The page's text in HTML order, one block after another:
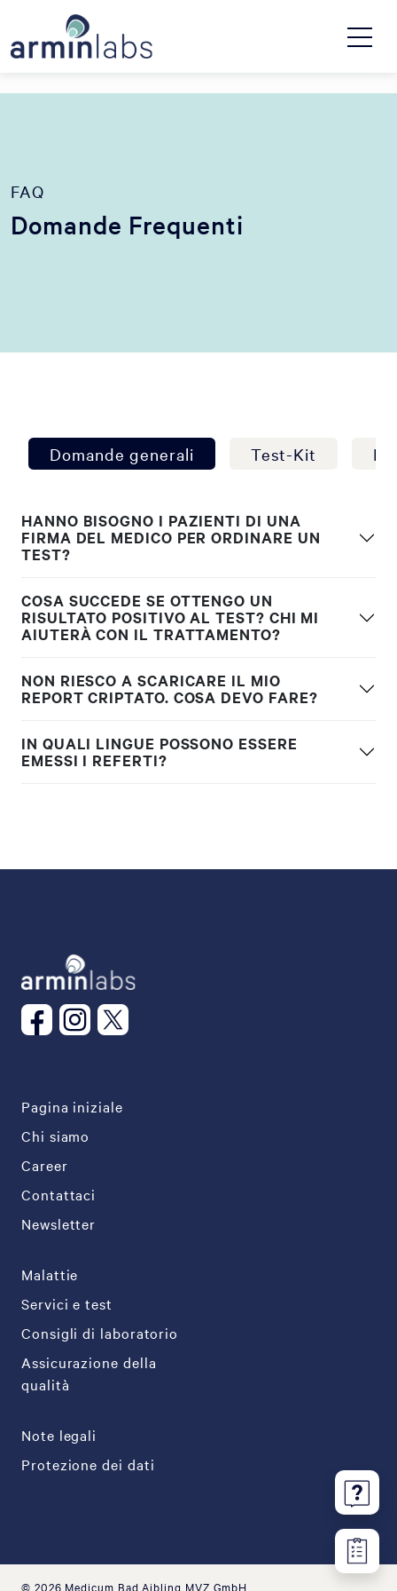
FAQ
Domande Frequenti
Domande generali Test-Kit
HANNO BISOGNO I PAZIENTI DI UNA
FIRMA DEL MEDICO PER ORDINARE UN
TEST?
COSA SUCCEDE SE OTTENGO UN
RISULTATO POSITIVO AL TEST? CHI MI
AIUTERÀ CON IL TRATTAMENTO?
NON RIESCO A SCARICARE IL MIO
REPORT CRIPTATO. COSA DEVO FARE?
IN QUALI LINGUE POSSONO ESSERE
EMESSI I REFERTI?
Pagina iniziale
Chi siamo
Career
Contattaci
Newsletter
Malattie
Servici e test
Consigli di laboratorio
Assicurazione della
qualità
Note legali
Protezione dei dati
© 2026 Medicum Bad Aibling MVZ GmbH